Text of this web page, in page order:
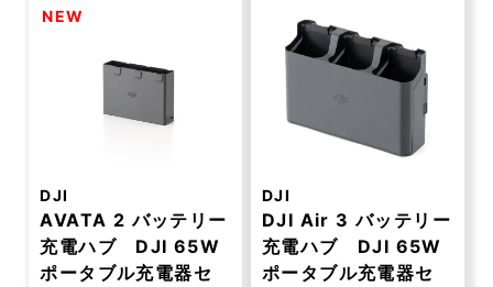
NEW
DJI
AVATA 2 バッテリー
充電ハブ DJI 65W
ポータブル充電器セ
DJI
DJI Air 3 バッテリー
充電ハブ DJI 65W
ポータブル充電器セ